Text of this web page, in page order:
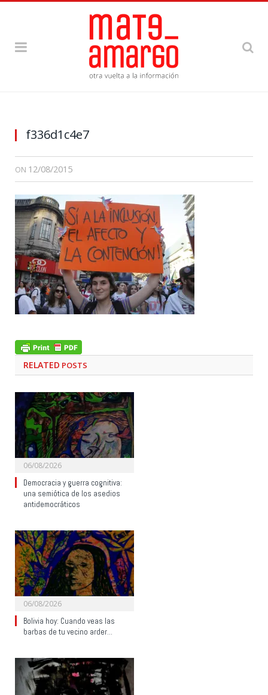
f336d1c4e7
ON 12/08/2015
RELATED POSTS
06/08/2026
Democracia y guerra cognitiva:
una semiótica de los asedios
antidemocráticos
06/08/2026
Bolivia hoy: Cuando veas las
barbas de tu vecino arder…